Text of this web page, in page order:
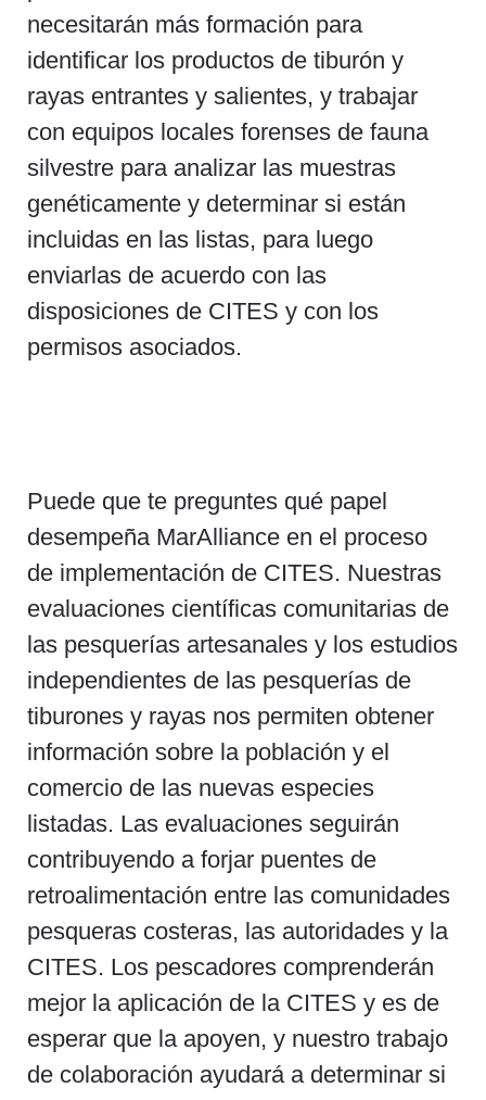
necesitarán más formación para
identificar los productos de tiburón y
rayas entrantes y salientes, y trabajar
con equipos locales forenses de fauna
silvestre para analizar las muestras
genéticamente y determinar si están
incluidas en las listas, para luego
enviarlas de acuerdo con las
disposiciones de CITES y con los
permisos asociados.
Puede que te preguntes qué papel
desempeña MarAlliance en el proceso
de implementación de CITES. Nuestras
evaluaciones científicas comunitarias de
las pesquerías artesanales y los estudios
independientes de las pesquerías de
tiburones y rayas nos permiten obtener
información sobre la población y el
comercio de las nuevas especies
listadas. Las evaluaciones seguirán
contribuyendo a forjar puentes de
retroalimentación entre las comunidades
pesqueras costeras, las autoridades y la
CITES. Los pescadores comprenderán
mejor la aplicación de la CITES y es de
esperar que la apoyen, y nuestro trabajo
de colaboración ayudará a determinar si